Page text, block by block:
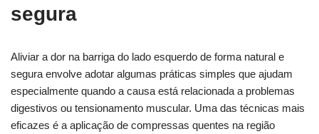
segura
Aliviar a dor na barriga do lado esquerdo de forma natural e
segura envolve adotar algumas práticas simples que ajudam
especialmente quando a causa está relacionada a problemas
digestivos ou tensionamento muscular. Uma das técnicas mais
eficazes é a aplicação de compressas quentes na região